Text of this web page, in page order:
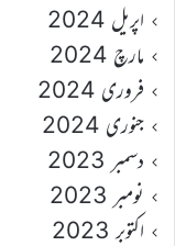
اپریل 2024
مارچ 2024
فروری 2024
جنوری 2024
دسمبر 2023
نومبر 2023
اکتوبر 2023